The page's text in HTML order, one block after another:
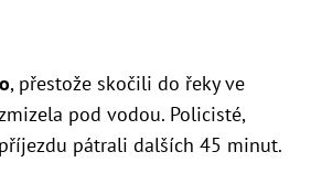
, přestože skočili do řeky ve
pod vodou. Policisté,
pátrali dalších 45 minut.